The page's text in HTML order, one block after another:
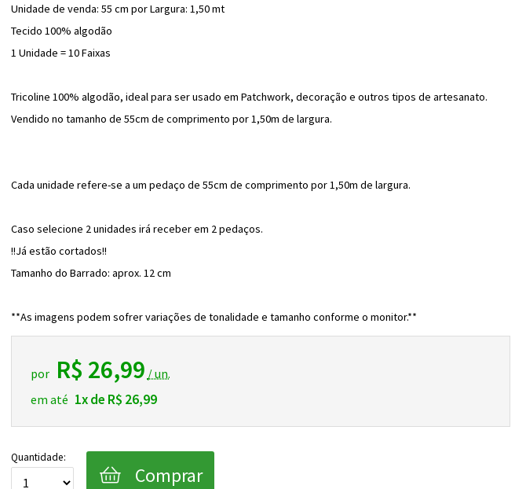
Unidade de venda: 55 cm por Largura: 1,50 mt
Tecido 100% algodão
1 Unidade = 10 Faixas
Tricoline 100% algodão, ideal para ser usado em Patchwork, decoração e outros tipos de artesanato.
Vendido no tamanho de 55cm de comprimento por 1,50m de largura.
Cada unidade refere-se a um pedaço de 55cm de comprimento por 1,50m de largura.
Caso selecione 2 unidades irá receber em 2 pedaços.
!!Já estão cortados!!
Tamanho do Barrado: aprox. 12 cm
**As imagens podem sofrer variações de tonalidade e tamanho conforme o monitor.**
por R$ 26,99 / un.
em até 1x de R$ 26,99
Quantidade:
Comprar